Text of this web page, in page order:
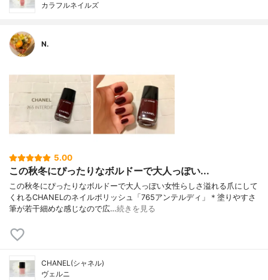
カラフルネイルズ
N.
5.00
この秋冬にぴったりなボルドーで大人っぽい...
この秋冬にぴったりなボルドーで大人っぽい女性らしさ溢れる爪にして
くれるCHANELのネイルポリッシュ「765アンテルディ」＊塗りやすさ
筆が若干細めな感じなので広…続きを見る
CHANEL(シャネル)
ヴェルニ